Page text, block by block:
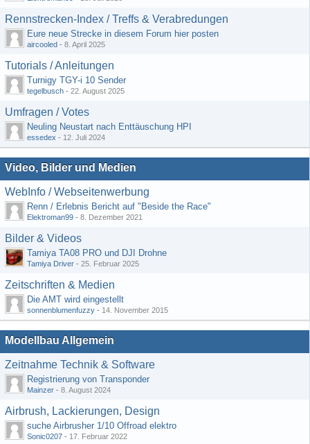
Rennstrecken-Index / Treffs & Verabredungen
Eure neue Strecke in diesem Forum hier posten
aircooled - 8. April 2025
Tutorials / Anleitungen
Turnigy TGY-i 10 Sender
tegelbusch - 22. August 2025
Umfragen / Votes
Neuling Neustart nach Enttäuschung HPI
essedex - 12. Juli 2024
Video, Bilder und Medien
WebInfo / Webseitenwerbung
Renn / Erlebnis Bericht auf "Beside the Race"
Elektroman99 - 8. Dezember 2021
Bilder & Videos
Tamiya TA08 PRO und DJI Drohne
Tamiya Driver - 25. Februar 2025
Zeitschriften & Medien
Die AMT wird eingestellt
sonnenblumenfuzzy - 14. November 2015
Modellbau Allgemein
Zeitnahme Technik & Software
Registrierung von Transponder
Mainzer - 8. August 2024
Airbrush, Lackierungen, Design
suche Airbrusher 1/10 Offroad elektro
Sonic0207 - 17. Februar 2022